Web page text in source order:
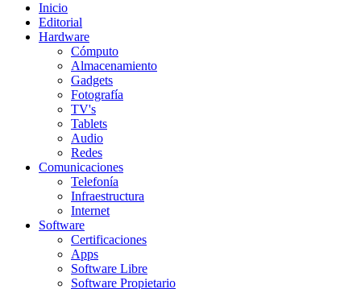
Inicio
Editorial
Hardware
Cómputo
Almacenamiento
Gadgets
Fotografía
TV's
Tablets
Audio
Redes
Comunicaciones
Telefonía
Infraestructura
Internet
Software
Certificaciones
Apps
Software Libre
Software Propietario